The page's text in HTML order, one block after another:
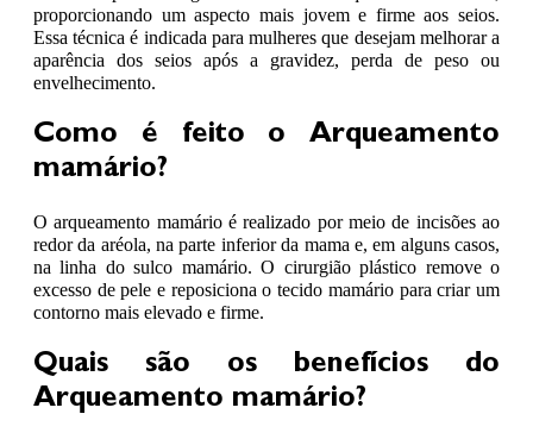
proporcionando um aspecto mais jovem e firme aos seios.
Essa técnica é indicada para mulheres que desejam melhorar a
aparência dos seios após a gravidez, perda de peso ou
envelhecimento.
Como é feito o Arqueamento
mamário?
O arqueamento mamário é realizado por meio de incisões ao
redor da aréola, na parte inferior da mama e, em alguns casos,
na linha do sulco mamário. O cirurgião plástico remove o
excesso de pele e reposiciona o tecido mamário para criar um
contorno mais elevado e firme.
Quais são os benefícios do
Arqueamento mamário?